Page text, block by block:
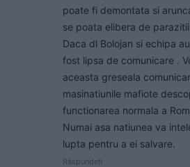
poate fi demontata si
se poata elibera de
Daca dl Bolojan si echipa
fost lipsa de comunicare .
aceasta greseala
masinatiunile mafiote
functionarea normala a
Numai asa natiunea va
lupta pentru a ei salvare.
Răspundeți